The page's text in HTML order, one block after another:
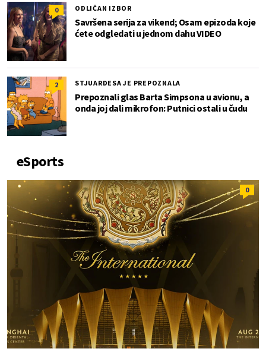
0 ODLIČAN IZBOR
Savršena serija za vikend; Osam epizoda koje
ćete odgledati u jednom dahu VIDEO
2 STJUARDESA JE PREPOZNALA
Prepoznali glas Barta Simpsona u avionu, a
onda joj dali mikrofon: Putnici ostali u čudu
eSports
0